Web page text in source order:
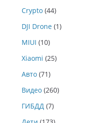
Crypto (44)
DJI Drone (1)
MIUI (10)
Xiaomi (25)
Авто (71)
Видео (260)
ГИБДД (7)